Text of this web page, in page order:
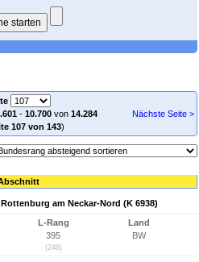
- 10.700von 14.284
107 von 143)
Nächste Seite >
am Neckar-Nord (K 6938)
L-Rang
395
(248)
Land
BW